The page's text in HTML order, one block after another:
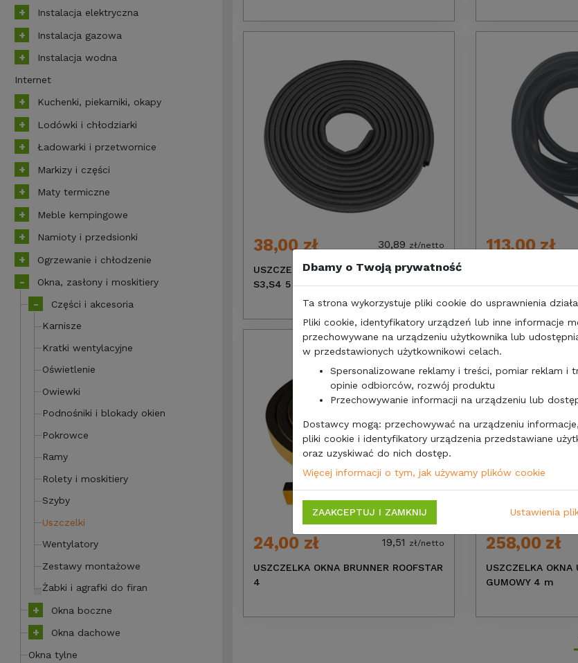
Instalacja elektryczna
Instalacja gazowa
Instalacja wodna
Internet
Kuchenki, piekarniki, okapy
Lodówki i chłodziarki
Ładowarki i przetwornice
Markizy i części
Maty termiczne
Meble kempingowe
Namioty i przedsionki
Ogrzewanie i chłodzenie
Okna, zasłony i moskitiery
Części i akcesoria
Karnisze
Kratki wentylacyjne
Oświetlenie
Owiewki
Podnośniki i blokady okien
Pokrowce
Ramy
Rolety i moskitiery
Szyby
Uszczelki
Wentylatory
Zestawy montażowe
Żabki i agrafki do firan
Okna boczne
Okna dachowe
Okna tylne
38,00 zł 30,89 zł/netto
USZCZELKA OKNA DOMETIC HEKI
S3,S4 5 m
113,00 zł
USZCZELKA
S7,S7P 5 m
24,00 zł 19,51 zł/netto
USZCZELKA OKNA BRUNNER ROOFSTAR
4
258,00 zł
USZCZELKA OKNA
GUMOWY 4 m
Dbamy o Twoją prywatność
Ta strona wykorzystuje pliki cookie do usprawnienia
Pliki cookie, identyfikatory urządzeń lub inne informacje
przechowywane na urządzeniu użytkownika lub
w przedstawionych użytkownikowi celach.
Spersonalizowane reklamy i treści, pomiar reklam i
opinie odbiorców, rozwój produktu
Przechowywanie informacji na urządzeniu lub
Dostawcy mogą: przechowywać na urządzeniu
pliki cookie i identyfikatory urządzenia przedstawiane
oraz uzyskiwać do nich dostęp.
Więcej informacji o tym, jak używamy plików cookie
ZAAKCEPTUJ I ZAMKNIJ Ustawienia